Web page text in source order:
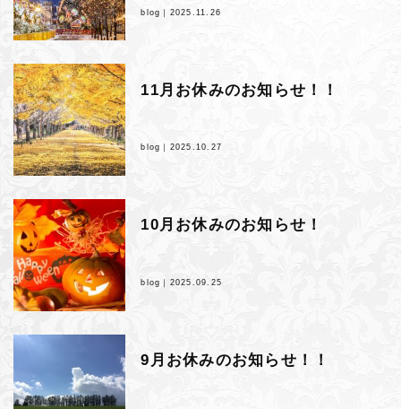
blog｜ 2025.11.26
11月お休みのお知らせ！！
blog｜ 2025.10.27
10月お休みのお知らせ！
blog｜ 2025.09.25
9月お休みのお知らせ！！